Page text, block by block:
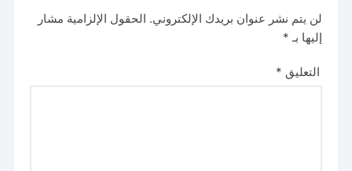
لن يتم نشر عنوان بريدك الإلكتروني. الحقول الإلزامية مشار
إليها بـ *
التعليق *